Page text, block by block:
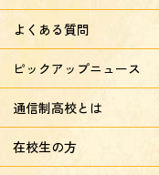
よくある質問
ピックアップニュース
通信制高校とは
在校生の方